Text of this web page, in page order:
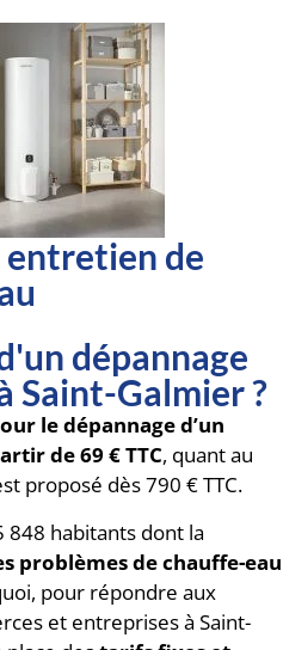
de
dépannage
Saint-Galmier ?
le dépannage d’un
de 69 € TTC, quant au
proposé dès 790 € TTC.
848 habitants dont la
problèmes de chauffe-eau
pour répondre aux
et entreprises à Saint-